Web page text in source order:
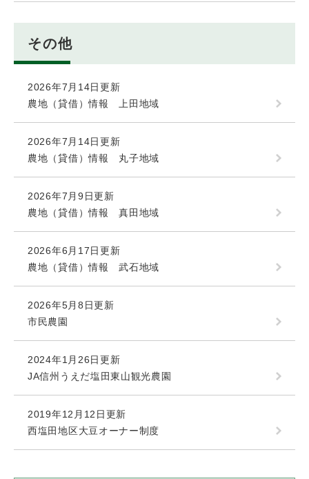
その他
2026年7月14日更新
農地（貸借）情報 上田地域
2026年7月14日更新
農地（貸借）情報 丸子地域
2026年7月9日更新
農地（貸借）情報 真田地域
2026年6月17日更新
農地（貸借）情報 武石地域
2026年5月8日更新
市民農園
2024年1月26日更新
JA信州うえだ塩田東山観光農園
2019年12月12日更新
西塩田地区大豆オーナー制度